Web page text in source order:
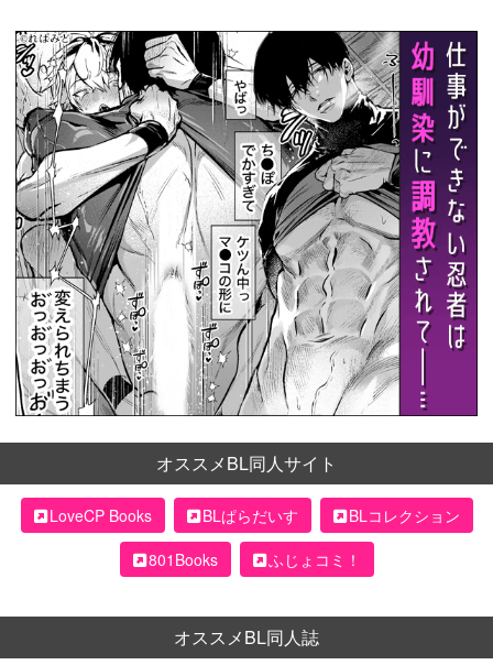
オススメBL同人サイト
LoveCP Books BLぱらだいす
BLコレクション
801Books
ふじょコミ！
オススメBL同人誌